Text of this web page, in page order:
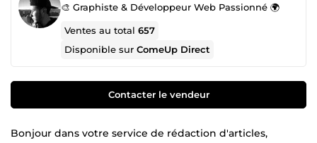
🎨 Graphiste & Développeur Web Passionné 🌍
Ventes au total657
Disponible surComeUp Direct
Contacter le vendeur
Bonjour dans votre service de rédaction d'articles,